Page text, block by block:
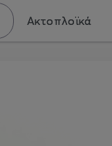
Ακτοπλοϊκά